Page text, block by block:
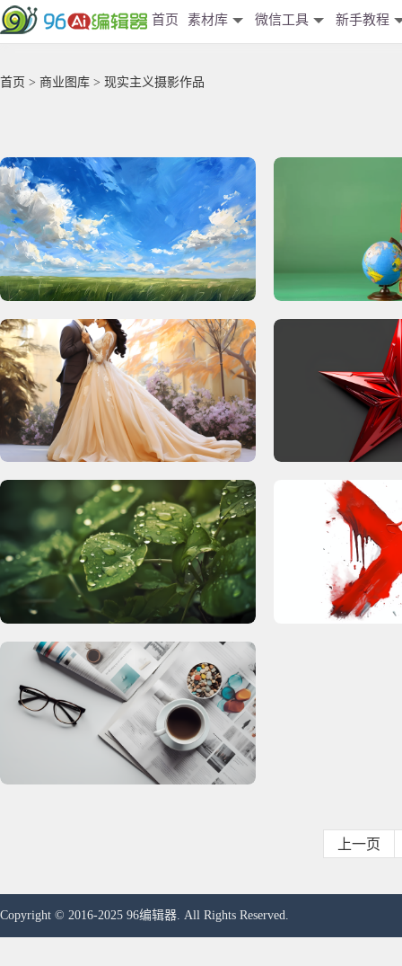
首页 素材库 微信工具 新手教程
首页 > 商业图库 > 现实主义摄影作品
上一页
Copyright © 2016-2025 96编辑器. All Rights Reserved.